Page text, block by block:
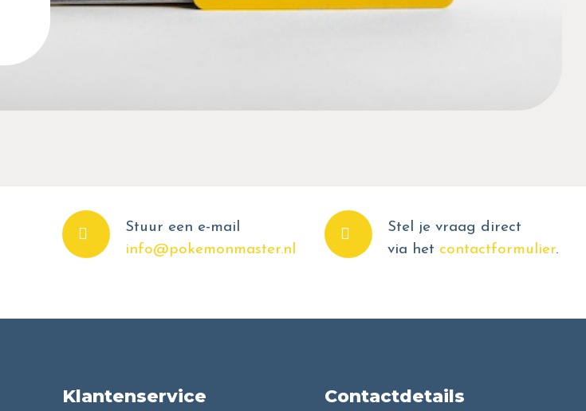
Stuur een e-mail
info@pokemonmaster.nl
Stel je vraag direct
via het contactformulier.
Klantenservice Contactdetails